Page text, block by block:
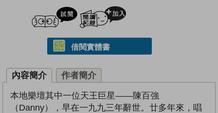
試閲
借閱實體書
內容簡介 作者簡介
本地樂壇其中一位天王巨星——陳百強
（Danny），早在一九九三年辭世。廿多年來，唱